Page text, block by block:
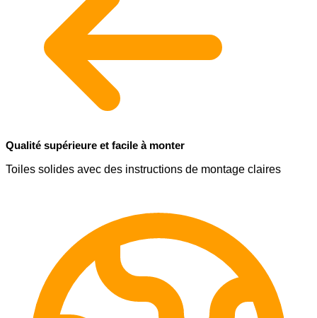
Qualité supérieure et facile à monter
Toiles solides avec des instructions de montage claires